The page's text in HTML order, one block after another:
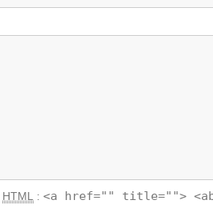
HTML : <a href="" title="">